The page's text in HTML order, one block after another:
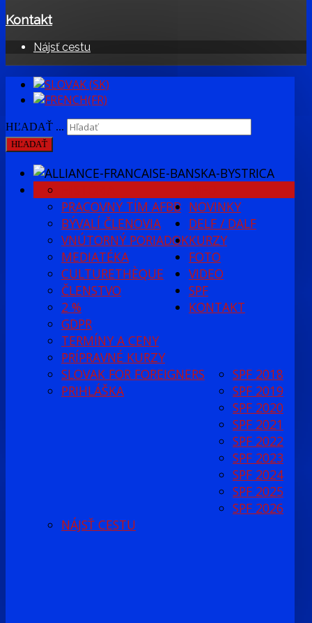
Kontakt
Nájsť cestu
HĽADAŤ ...
HĽADAŤ
PRACOVNÝ TÍM AFBB
BÝVALÍ ČLENOVIA
VNÚTORNÝ PORIADOK
MEDIATÉKA
CULTURETHÈQUE
ČLENSTVO
2 %
GDPR
NOVINKY
DELF / DALF
TERMÍNY A CENY
PRÍPRAVNÉ KURZY
KURZY
SLOVAK FOR FOREIGNERS
PRIHLÁŠKA
FOTO
VIDEO
SPF
SPF 2018
SPF 2019
SPF 2020
SPF 2021
SPF 2022
SPF 2023
SPF 2024
SPF 2025
SPF 2026
KONTAKT
NÁJSŤ CESTU